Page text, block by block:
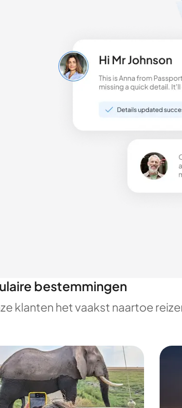
bestemmingen
klanten het vaakst naartoe